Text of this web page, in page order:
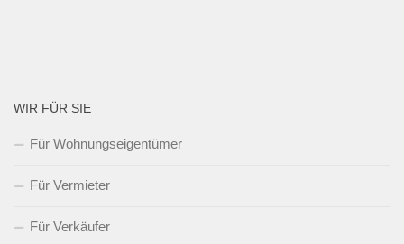
WIR FÜR SIE
Für Wohnungseigentümer
Für Vermieter
Für Verkäufer